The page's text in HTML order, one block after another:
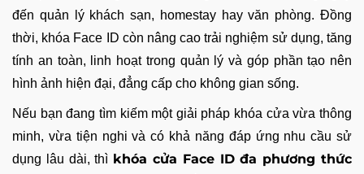
đến quản lý khách sạn, homestay hay văn phòng. Đồng
thời, khóa Face ID còn nâng cao trải nghiệm sử dụng, tăng
tính an toàn, linh hoạt trong quản lý và góp phần tạo nên
hình ảnh hiện đại, đẳng cấp cho không gian sống.
Nếu bạn đang tìm kiếm một giải pháp khóa cửa vừa thông
minh, vừa tiện nghi và có khả năng đáp ứng nhu cầu sử
dụng lâu dài, thì khóa cửa Face ID đa phương thức